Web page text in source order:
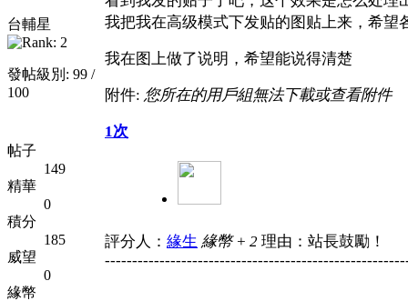
台輔星
發帖級別: 99 /
100
帖子
149
精華
0
積分
185
威望
0
緣幣
我把我在高级模式下发贴的图贴上来，希望
我在图上做了说明，希望能说得清楚
附件: 您所在的用戶組無法下載或查看附件
1次
評分人： 緣生 緣幣 + 2 理由：站長鼓勵！